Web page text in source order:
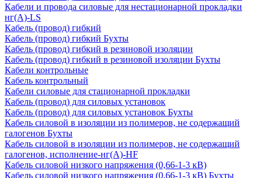
Кабели и провода силовые для нестационарной прокладки
нг(А)-LS
Кабель (провод) гибкий
Кабель (провод) гибкий Бухты
Кабель (провод) гибкий в резиновой изоляции
Кабель (провод) гибкий в резиновой изоляции Бухты
Кабели контрольные
Кабель контрольный
Кабели силовые для стационарной прокладки
Кабель (провод) для силовых установок
Кабель (провод) для силовых установок Бухты
Кабель силовой в изоляции из полимеров, не содержащий
галогенов Бухты
Кабель силовой в изоляции из полимеров, не содержащий
галогенов, исполнение-нг(А)-HF
Кабель силовой низкого напряжения (0,66-1-3 кВ)
Кабель силовой низкого напряжения (0,66-1-3 кВ) Бухты